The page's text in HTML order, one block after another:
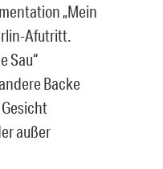
„Mein
Afutritt.
Sau“
Backe
außer